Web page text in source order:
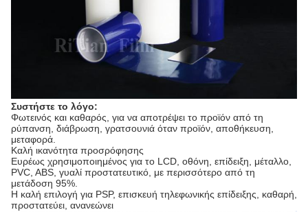
Συστήστε το λόγο:
Φωτεινός και καθαρός, για να αποτρέψει το προϊόν από τη
ρύπανση, διάβρωση, γρατσουνιά όταν προϊόν, αποθήκευση,
μεταφορά.
Καλή ικανότητα προσρόφησης
Ευρέως χρησιμοποιημένος για το LCD, οθόνη, επίδειξη, μέταλλο,
PVC, ABS, γυαλί προστατευτικό, με περισσότερο από τη
μετάδοση 95%.
Η καλή επιλογή για PSP, επισκευή τηλεφωνικής επίδειξης, καθαρή,
προστατεύει, ανανεώνει